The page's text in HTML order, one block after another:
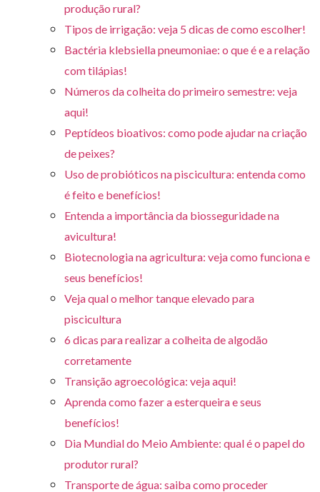
produção rural?
Tipos de irrigação: veja 5 dicas de como escolher!
Bactéria klebsiella pneumoniae: o que é e a relação
com tilápias!
Números da colheita do primeiro semestre: veja
aqui!
Peptídeos bioativos: como pode ajudar na criação
de peixes?
Uso de probióticos na piscicultura: entenda como
é feito e benefícios!
Entenda a importância da biosseguridade na
avicultura!
Biotecnologia na agricultura: veja como funciona e
seus benefícios!
Veja qual o melhor tanque elevado para
piscicultura
6 dicas para realizar a colheita de algodão
corretamente
Transição agroecológica: veja aqui!
Aprenda como fazer a esterqueira e seus
benefícios!
Dia Mundial do Meio Ambiente: qual é o papel do
produtor rural?
Transporte de água: saiba como proceder